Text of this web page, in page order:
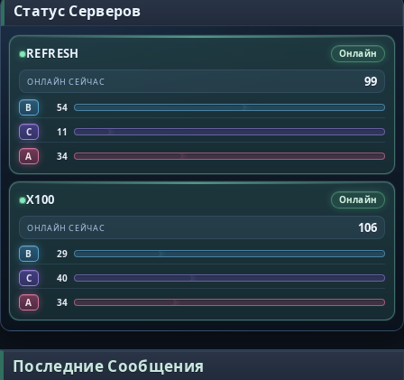
Статус Серверов
REFRESH Онлайн
ОНЛАЙН СЕЙЧАС 99
B
54
C
11
A
34
X100 Онлайн
ОНЛАЙН СЕЙЧАС 106
B
29
C
40
A
34
Последние Сообщения